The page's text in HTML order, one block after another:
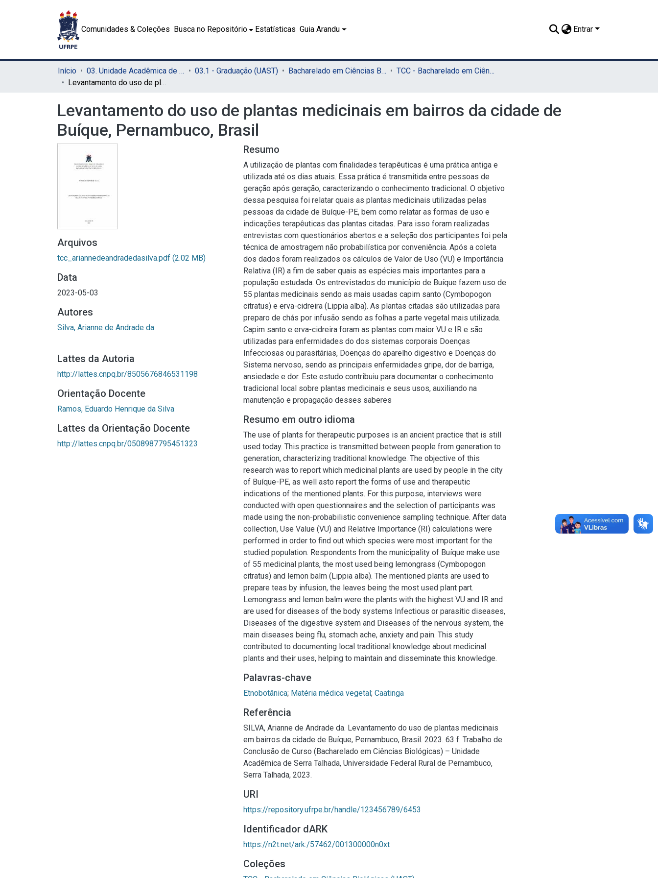
Comunidades & Coleções Busca no Repositório Estatísticas Guia Arandu Entrar
Início 03. Unidade Acadêmica de Serra Talhada (UAST) 03.1 - Graduação (UAST) Bacharelado em Ciências Biológicas (UAST)
TCC - Bacharelado em Ciências Biológicas (UAST)
Levantamento do uso de plantas medicinais em bairros da cidade de Buíque, Pernambuco, Brasil
Levantamento do uso de plantas medicinais em bairros da cidade de
Buíque, Pernambuco, Brasil
Arquivos
tcc_ariannedeandradedasilva.pdf (2.02 MB)
Data
2023-05-03
Autores
Silva, Arianne de Andrade da
Lattes da Autoria
http://lattes.cnpq.br/8505676846531198
Orientação Docente
Ramos, Eduardo Henrique da Silva
Lattes da Orientação Docente
http://lattes.cnpq.br/0508987795451323
Resumo
A utilização de plantas com finalidades terapêuticas é uma prática antiga e
utilizada até os dias atuais. Essa prática é transmitida entre pessoas de
geração após geração, caracterizando o conhecimento tradicional. O objetivo
dessa pesquisa foi relatar quais as plantas medicinais utilizadas pelas
pessoas da cidade de Buíque-PE, bem como relatar as formas de uso e
indicações terapêuticas das plantas citadas. Para isso foram realizadas
entrevistas com questionários abertos e a seleção dos participantes foi pela
técnica de amostragem não probabilística por conveniência. Após a coleta
dos dados foram realizados os cálculos de Valor de Uso (VU) e Importância
Relativa (IR) a fim de saber quais as espécies mais importantes para a
população estudada. Os entrevistados do município de Buíque fazem uso de
55 plantas medicinais sendo as mais usadas capim santo (Cymbopogon
citratus) e erva-cidreira (Lippia alba). As plantas citadas são utilizadas para
preparo de chás por infusão sendo as folhas a parte vegetal mais utilizada.
Capim santo e erva-cidreira foram as plantas com maior VU e IR e são
utilizadas para enfermidades do dos sistemas corporais Doenças
Infecciosas ou parasitárias, Doenças do aparelho digestivo e Doenças do
Sistema nervoso, sendo as principais enfermidades gripe, dor de barriga,
ansiedade e dor. Este estudo contribuiu para documentar o conhecimento
tradicional local sobre plantas medicinais e seus usos, auxiliando na
manutenção e propagação desses saberes
Resumo em outro idioma
The use of plants for therapeutic purposes is an ancient practice that is still
used today. This practice is transmitted between people from generation to
generation, characterizing traditional knowledge. The objective of this
research was to report which medicinal plants are used by people in the city
of Buíque-PE, as well asto report the forms of use and therapeutic
indications of the mentioned plants. For this purpose, interviews were
conducted with open questionnaires and the selection of participants was
made using the non-probabilistic convenience sampling technique. After data
collection, Use Value (VU) and Relative Importance (RI) calculations were
performed in order to find out which species were most important for the
studied population. Respondents from the municipality of Buíque make use
of 55 medicinal plants, the most used being lemongrass (Cymbopogon
citratus) and lemon balm (Lippia alba). The mentioned plants are used to
prepare teas by infusion, the leaves being the most used plant part.
Lemongrass and lemon balm were the plants with the highest VU and IR and
are used for diseases of the body systems Infectious or parasitic diseases,
Diseases of the digestive system and Diseases of the nervous system, the
main diseases being flu, stomach ache, anxiety and pain. This study
contributed to documenting local traditional knowledge about medicinal
plants and their uses, helping to maintain and disseminate this knowledge.
Palavras-chave
Etnobotânica; Matéria médica vegetal; Caatinga
Referência
SILVA, Arianne de Andrade da. Levantamento do uso de plantas medicinais
em bairros da cidade de Buíque, Pernambuco, Brasil. 2023. 63 f. Trabalho de
Conclusão de Curso (Bacharelado em Ciências Biológicas) – Unidade
Acadêmica de Serra Talhada, Universidade Federal Rural de Pernambuco,
Serra Talhada, 2023.
URI
https://repository.ufrpe.br/handle/123456789/6453
Identificador dARK
https://n2t.net/ark:/57462/001300000n0xt
Coleções